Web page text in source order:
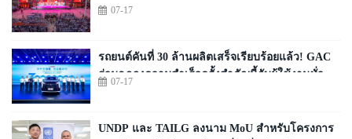
07-17
รถยนต์คันที่ 30 ล้านผลิตเสร็จเรียบร้อยแล้ว! GAC
ร่วมฉลองความสำเร็จครั้งสำคัญนี้กับผู้ใช้งานทั่ว
07-17
UNDP และ TAILG ลงนาม MoU สำหรับโครงการ